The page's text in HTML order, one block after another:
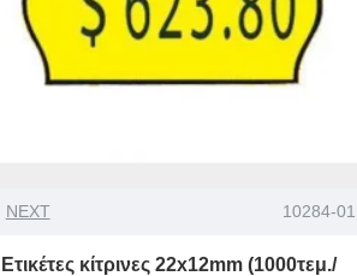
NEXT 10284-01
Ετικέτες κίτρινες 22x12mm (1000τεμ./